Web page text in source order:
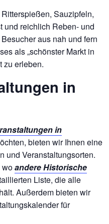
Sauzipfeln,
und reichlich Reben- und
aus nah und fern
als „schönster Markt in
zu erleben.
in
in
bieten wir Ihnen eine
und Veranstaltungsorten.
woandere Historische
Liste, die alle
Außerdem bieten wir
für